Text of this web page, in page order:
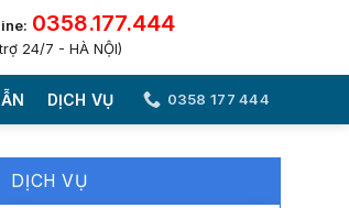
0358.177.444
24/7 - HÀ NỘI)
DỊCH VỤ 0358 177 444
DỊCH VỤ